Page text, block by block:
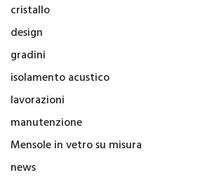
cristallo
design
gradini
isolamento acustico
lavorazioni
manutenzione
Mensole in vetro su misura
news